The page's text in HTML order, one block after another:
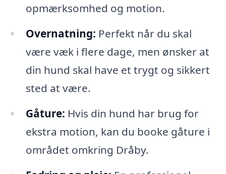
opmærksomhed og motion.
Overnatning: Perfekt når du skal
være væk i flere dage, men ønsker at
din hund skal have et trygt og sikkert
sted at være.
Gåture: Hvis din hund har brug for
ekstra motion, kan du booke gåture i
området omkring Dråby.